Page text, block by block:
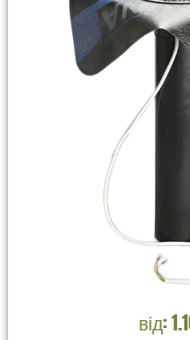
від: